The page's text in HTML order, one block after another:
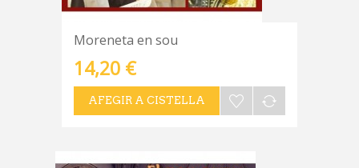
Moreneta en sou
14,20 €
AFEGIR A CISTELLA